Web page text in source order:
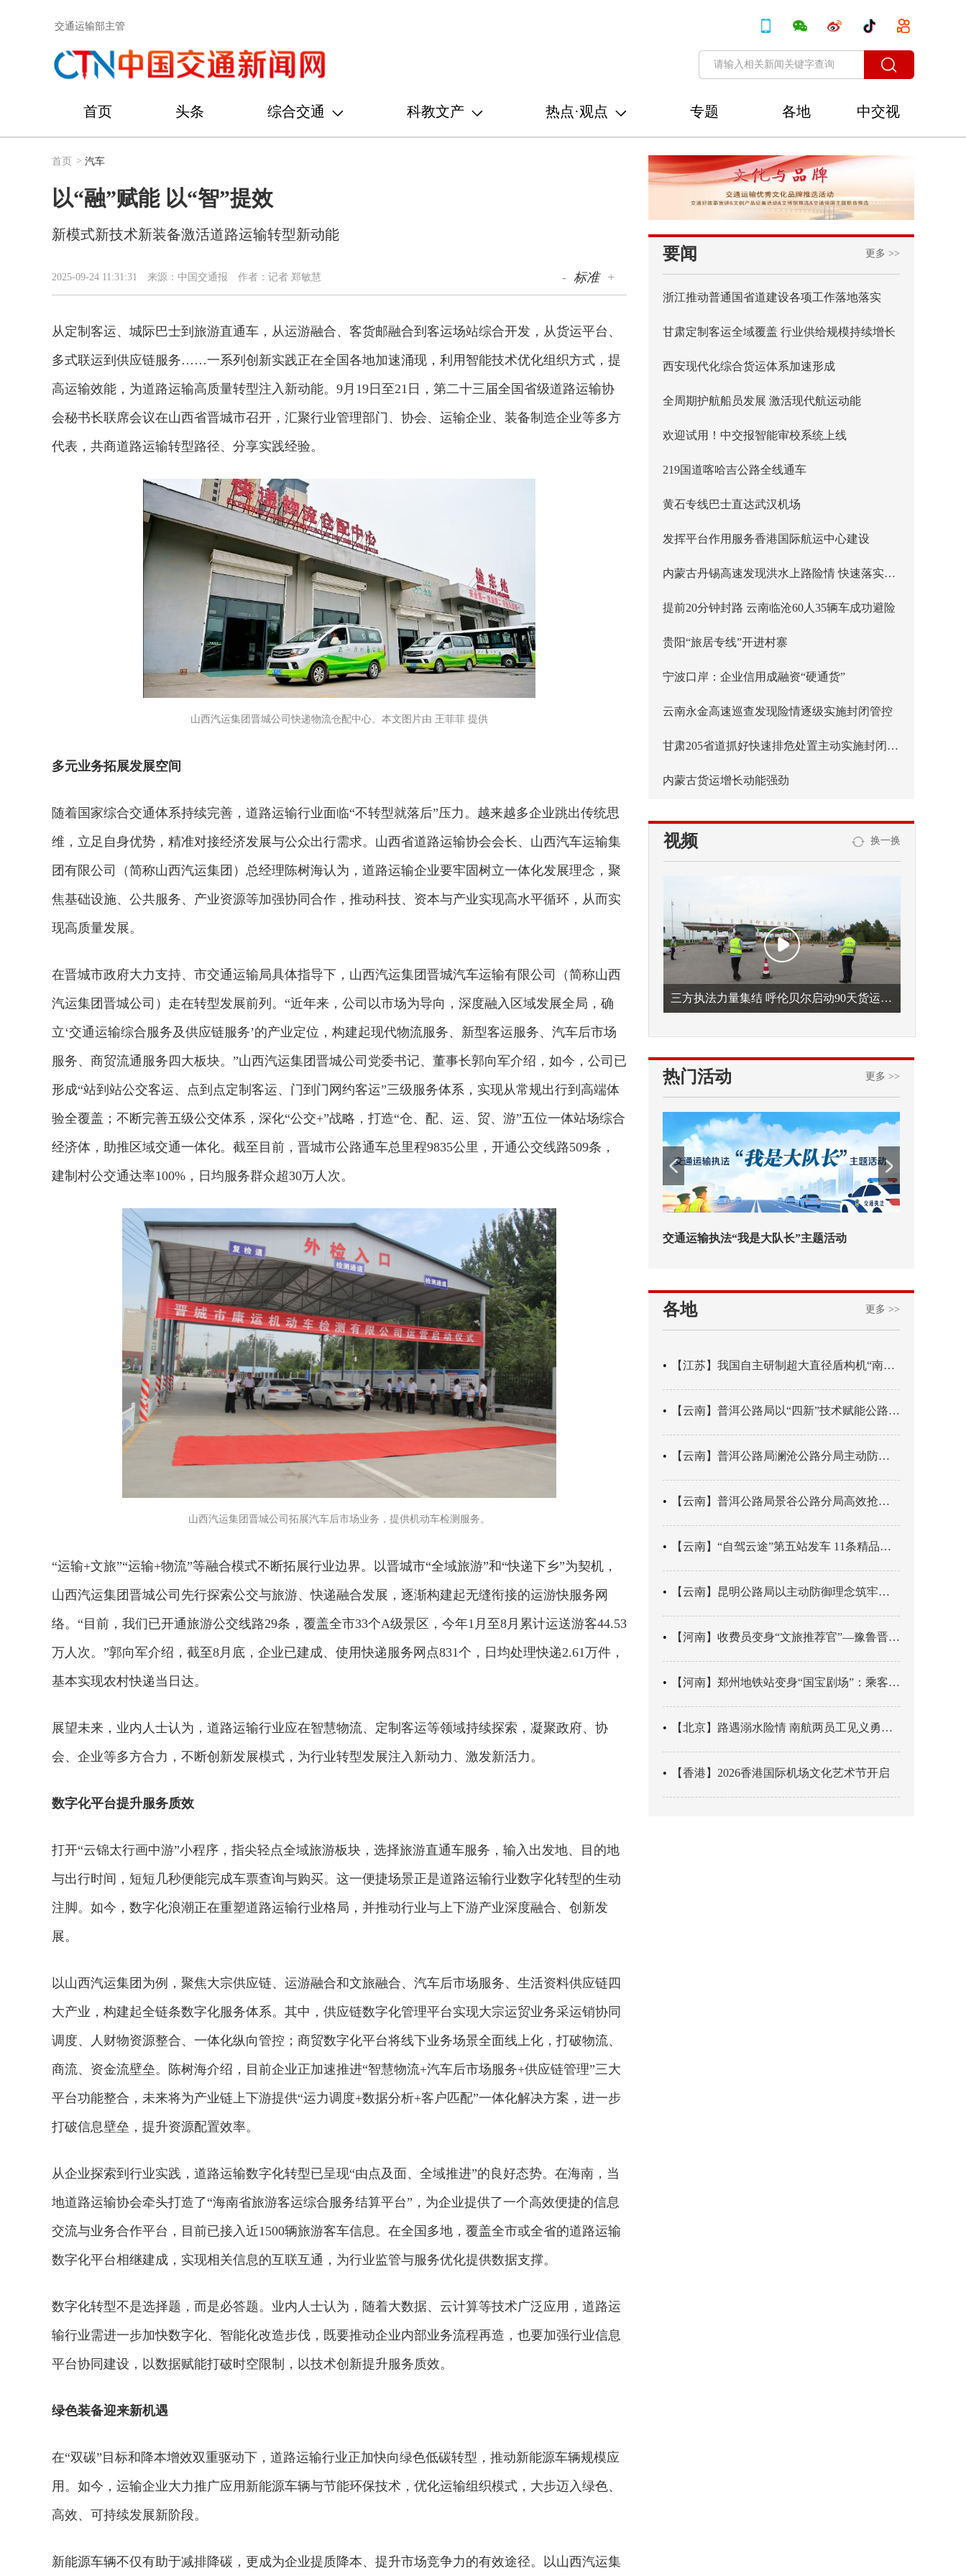
交通运输部主管
首页 头条 综合交通 科教文产 热点·观点 专题 各地
中交视
讯
首页 > 汽车
以“融”赋能 以“智”提效
新模式新技术新装备激活道路运输转型新动能
2025-09-24 11:31:31 来源：中国交通报 作者：记者 郑敏慧 - 标准 +
从定制客运、城际巴士到旅游直通车，从运游融合、客货邮融合到客运场站综合开发，从货运平台、
多式联运到供应链服务……一系列创新实践正在全国各地加速涌现，利用智能技术优化组织方式，提
高运输效能，为道路运输高质量转型注入新动能。9月19日至21日，第二十三届全国省级道路运输协
会秘书长联席会议在山西省晋城市召开，汇聚行业管理部门、协会、运输企业、装备制造企业等多方
代表，共商道路运输转型路径、分享实践经验。
山西汽运集团晋城公司快递物流仓配中心。本文图片由 王菲菲 提供
多元业务拓展发展空间
随着国家综合交通体系持续完善，道路运输行业面临“不转型就落后”压力。越来越多企业跳出传统思
维，立足自身优势，精准对接经济发展与公众出行需求。山西省道路运输协会会长、山西汽车运输集
团有限公司（简称山西汽运集团）总经理陈树海认为，道路运输企业要牢固树立一体化发展理念，聚
焦基础设施、公共服务、产业资源等加强协同合作，推动科技、资本与产业实现高水平循环，从而实
现高质量发展。
在晋城市政府大力支持、市交通运输局具体指导下，山西汽运集团晋城汽车运输有限公司（简称山西
汽运集团晋城公司）走在转型发展前列。“近年来，公司以市场为导向，深度融入区域发展全局，确
立‘交通运输综合服务及供应链服务’的产业定位，构建起现代物流服务、新型客运服务、汽车后市场
服务、商贸流通服务四大板块。”山西汽运集团晋城公司党委书记、董事长郭向军介绍，如今，公司已
形成“站到站公交客运、点到点定制客运、门到门网约客运”三级服务体系，实现从常规出行到高端体
验全覆盖；不断完善五级公交体系，深化“公交+”战略，打造“仓、配、运、贸、游”五位一体站场综合
经济体，助推区域交通一体化。截至目前，晋城市公路通车总里程9835公里，开通公交线路509条，
建制村公交通达率100%，日均服务群众超30万人次。
山西汽运集团晋城公司拓展汽车后市场业务，提供机动车检测服务。
“运输+文旅”“运输+物流”等融合模式不断拓展行业边界。以晋城市“全域旅游”和“快递下乡”为契机，
山西汽运集团晋城公司先行探索公交与旅游、快递融合发展，逐渐构建起无缝衔接的运游快服务网
络。“目前，我们已开通旅游公交线路29条，覆盖全市33个A级景区，今年1月至8月累计运送游客44.53
万人次。”郭向军介绍，截至8月底，企业已建成、使用快递服务网点831个，日均处理快递2.61万件，
基本实现农村快递当日达。
展望未来，业内人士认为，道路运输行业应在智慧物流、定制客运等领域持续探索，凝聚政府、协
会、企业等多方合力，不断创新发展模式，为行业转型发展注入新动力、激发新活力。
数字化平台提升服务质效
打开“云锦太行画中游”小程序，指尖轻点全域旅游板块，选择旅游直通车服务，输入出发地、目的地
与出行时间，短短几秒便能完成车票查询与购买。这一便捷场景正是道路运输行业数字化转型的生动
注脚。如今，数字化浪潮正在重塑道路运输行业格局，并推动行业与上下游产业深度融合、创新发
展。
以山西汽运集团为例，聚焦大宗供应链、运游融合和文旅融合、汽车后市场服务、生活资料供应链四
大产业，构建起全链条数字化服务体系。其中，供应链数字化管理平台实现大宗运贸业务采运销协同
调度、人财物资源整合、一体化纵向管控；商贸数字化平台将线下业务场景全面线上化，打破物流、
商流、资金流壁垒。陈树海介绍，目前企业正加速推进“智慧物流+汽车后市场服务+供应链管理”三大
平台功能整合，未来将为产业链上下游提供“运力调度+数据分析+客户匹配”一体化解决方案，进一步
打破信息壁垒，提升资源配置效率。
从企业探索到行业实践，道路运输数字化转型已呈现“由点及面、全域推进”的良好态势。在海南，当
地道路运输协会牵头打造了“海南省旅游客运综合服务结算平台”，为企业提供了一个高效便捷的信息
交流与业务合作平台，目前已接入近1500辆旅游客车信息。在全国多地，覆盖全市或全省的道路运输
数字化平台相继建成，实现相关信息的互联互通，为行业监管与服务优化提供数据支撑。
数字化转型不是选择题，而是必答题。业内人士认为，随着大数据、云计算等技术广泛应用，道路运
输行业需进一步加快数字化、智能化改造步伐，既要推动企业内部业务流程再造，也要加强行业信息
平台协同建设，以数据赋能打破时空限制，以技术创新提升服务质效。
绿色装备迎来新机遇
在“双碳”目标和降本增效双重驱动下，道路运输行业正加快向绿色低碳转型，推动新能源车辆规模应
用。如今，运输企业大力推广应用新能源车辆与节能环保技术，优化运输组织模式，大步迈入绿色、
高效、可持续发展新阶段。
新能源车辆不仅有助于减排降碳，更成为企业提质降本、提升市场竞争力的有效途径。以山西汽运集
要闻 更多 >>
浙江推动普通国省道建设各项工作落地落实
甘肃定制客运全域覆盖 行业供给规模持续增长
西安现代化综合货运体系加速形成
全周期护航船员发展 激活现代航运动能
欢迎试用！中交报智能审校系统上线
219国道喀哈吉公路全线通车
黄石专线巴士直达武汉机场
发挥平台作用服务香港国际航运中心建设
内蒙古丹锡高速发现洪水上路险情 快速落实主线封闭管控
提前20分钟封路 云南临沧60人35辆车成功避险
贵阳“旅居专线”开进村寨
宁波口岸：企业信用成融资“硬通货”
云南永金高速巡查发现险情逐级实施封闭管控
甘肃205省道抓好快速排危处置主动实施封闭管控
内蒙古货运增长动能强劲
视频 换一换
三方执法力量集结 呼伦贝尔启动90天货运车辆违法专项整治
热门活动 更多 >>
2026年中国航海日论坛 交通运输执法“我是大队长”主题活动 欢迎试用！中交报智能审校系统上线
各地 更多 >>
【江苏】我国自主研制超大直径盾构机“南湖号”在常熟下线
【云南】普洱公路局以“四新”技术赋能公路养护
【云南】普洱公路局澜沧公路分局主动防御成功处置214国道山体崩塌险情
【云南】普洱公路局景谷公路分局高效抢通紧急送医村路
【云南】“自驾云途”第五站发车 11条精品线路串起全域风光
【云南】昆明公路局以主动防御理念筑牢汛期安全防线
【河南】收费员变身“文旅推荐官”—豫鲁晋四地市交旅融合让游客一下高速就“入戏”
【河南】郑州地铁站变身“国宝剧场”：乘客刚出车厢，就“入戏”千年
【北京】路遇溺水险情 南航两员工见义勇为科学施救
【香港】2026香港国际机场文化艺术节开启